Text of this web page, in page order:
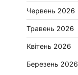
Червень 2026
Травень 2026
Квітень 2026
Березень 2026